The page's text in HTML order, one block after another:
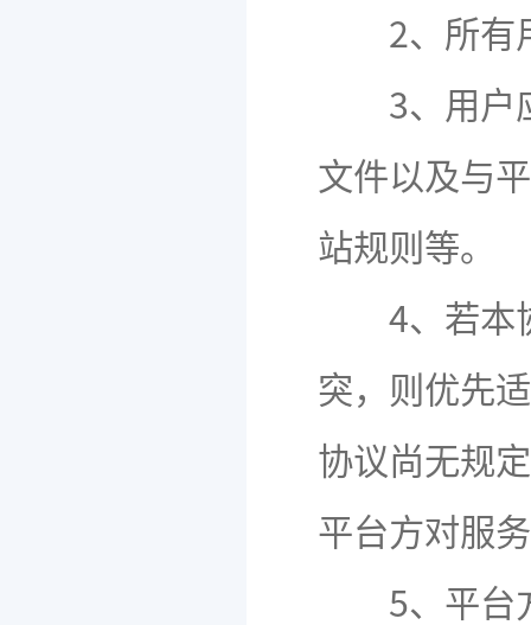
2、所有用
3、用户应
文件以及与
站规则等。
4、若本协
突，则优先
协议尚无规
平台方对服
5、平台方